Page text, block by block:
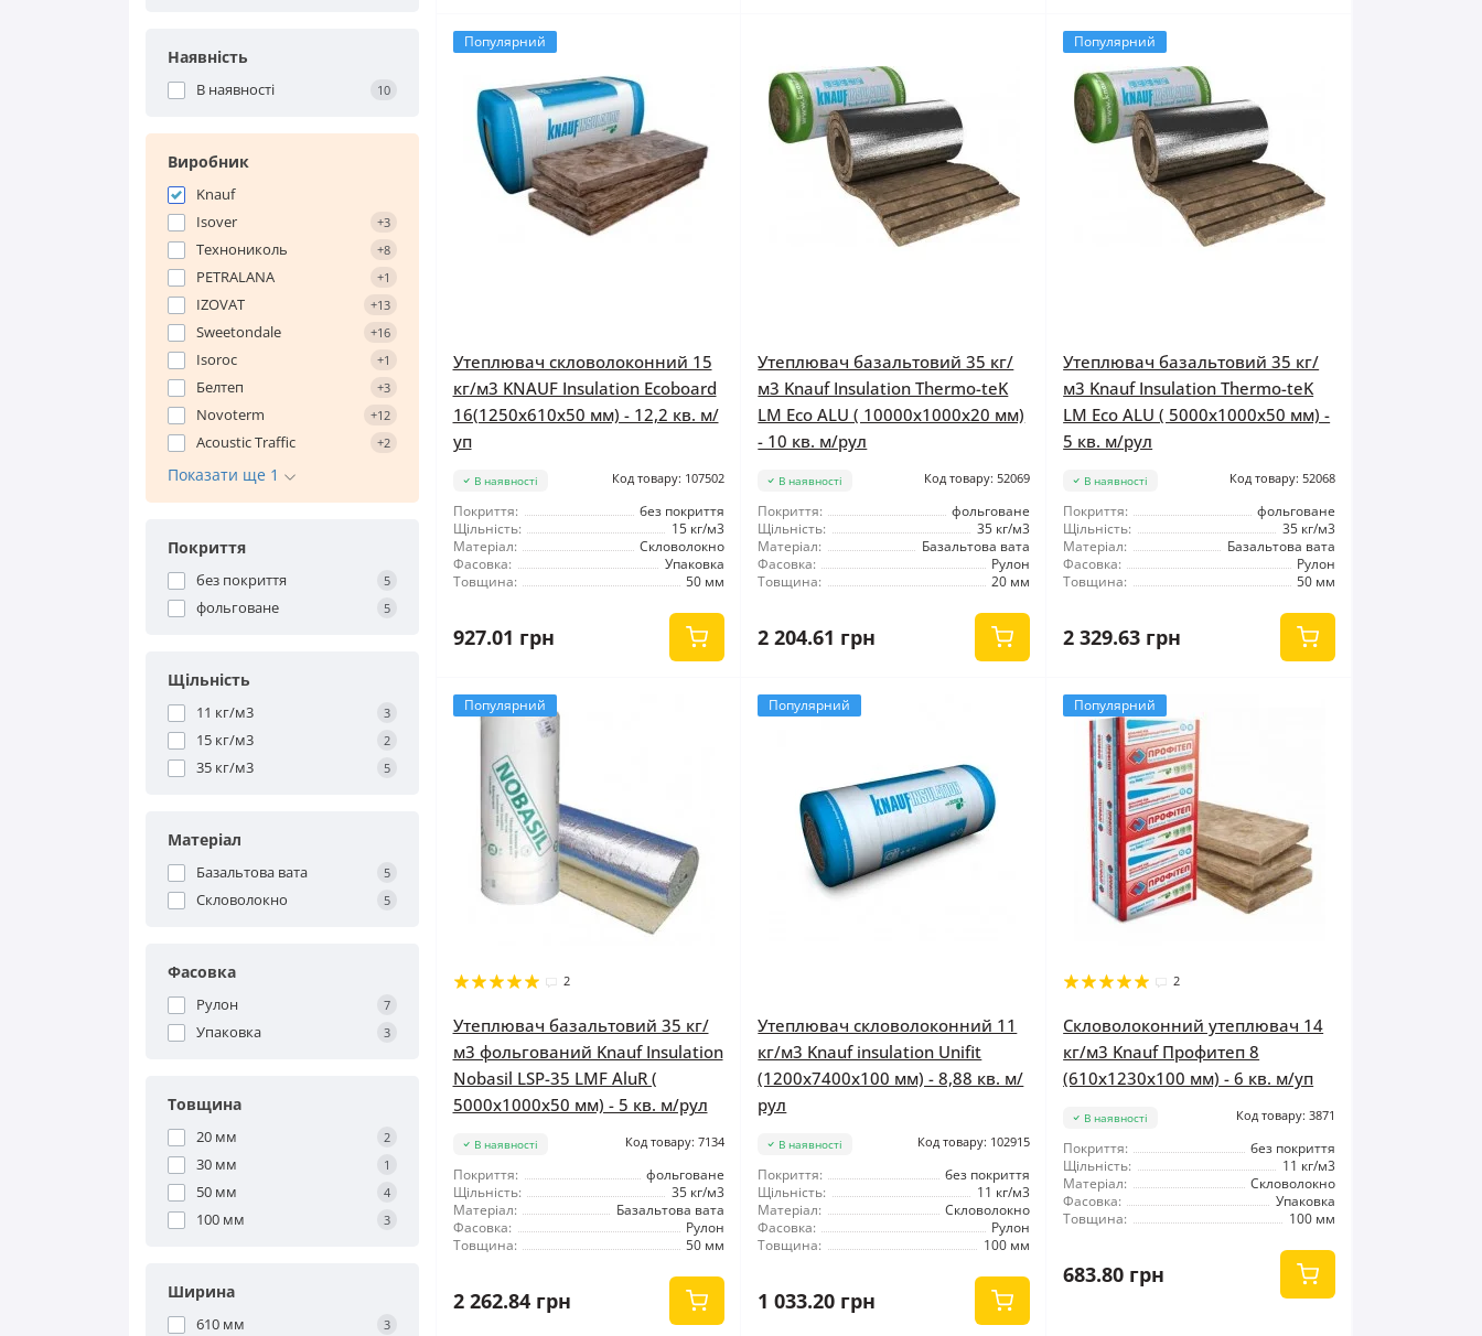
Мінеральна вата IZOVAT
Мінеральна вата Технониколь
Наявність
В наявності 10
Виробник
Knauf
Isover
+3
Технониколь +8
PETRALANA +1
IZOVAT +13
Sweetondale +16
Isoroc +1
Белтеп +3
Novoterm +12
Acoustic Traffic +2
Показати ще 1
Покриття
без покриття 5
фольговане 5
Щільність
11 кг/м3 3
15 кг/м3 2
35 кг/м3 5
Матеріал
Базальтова вата 5
Скловолокно 5
Фасовка
Рулон 7
Упаковка 3
Товщина
20 мм 2
30 мм 1
50 мм 4
100 мм 3
Ширина
610 мм 3
Популярний
Утеплювач скловолоконний 15
кг/м3 KNAUF Insulation Ecoboard
16(1250x610x50 мм) - 12,2 кв. м/
уп
В наявності Код товару: 107502
Покриття:
без покриття
Щільність:
15 кг/м3
Матеріал:
Скловолокно
Фасовка:
Упаковка
Товщина:
50 мм
927.01 грн
Утеплювач базальтовий 35 кг/
м3 Knauf Insulation Thermo-teK
LM Eco ALU ( 10000x1000x20 мм)
- 10 кв. м/рул
В наявності Код товару: 52069
Покриття:
фольговане
Щільність:
35 кг/м3
Матеріал:
Базальтова вата
Фасовка:
Рулон
Товщина:
20 мм
2 204.61 грн
Популярний
Утеплювач базальтовий 35 кг/
м3 Knauf Insulation Thermo-teK
LM Eco ALU ( 5000x1000x50 мм) -
5 кв. м/рул
В наявності Код товару: 52068
Покриття:
фольговане
Щільність:
35 кг/м3
Матеріал:
Базальтова вата
Фасовка:
Рулон
Товщина:
50 мм
2 329.63 грн
Популярний
2
Утеплювач базальтовий 35 кг/
м3 фольгований Knauf Insulation
Nobasil LSP-35 LMF AluR (
5000x1000x50 мм) - 5 кв. м/рул
В наявності Код товару: 7134
Покриття:
фольговане
Щільність:
35 кг/м3
Матеріал:
Базальтова вата
Фасовка:
Рулон
Товщина:
50 мм
2 262.84 грн
Популярний
Утеплювач скловолоконний 11
кг/м3 Knauf insulation Unifit
(1200x7400x100 мм) - 8,88 кв. м/
рул
В наявності Код товару: 102915
Покриття:
без покриття
Щільність:
11 кг/м3
Матеріал:
Скловолокно
Фасовка:
Рулон
Товщина:
100 мм
1 033.20 грн
Популярний
2
Скловолоконний утеплювач 14
кг/м3 Knauf Профитеп 8
(610x1230x100 мм) - 6 кв. м/уп
В наявності Код товару: 3871
Покриття:
без покриття
Щільність:
11 кг/м3
Матеріал:
Скловолокно
Фасовка:
Упаковка
Товщина:
100 мм
683.80 грн